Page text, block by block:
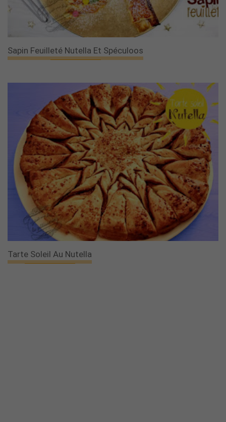
Sapin Feuilleté Nutella Et Spéculoos
Tarte Soleil Au Nutella